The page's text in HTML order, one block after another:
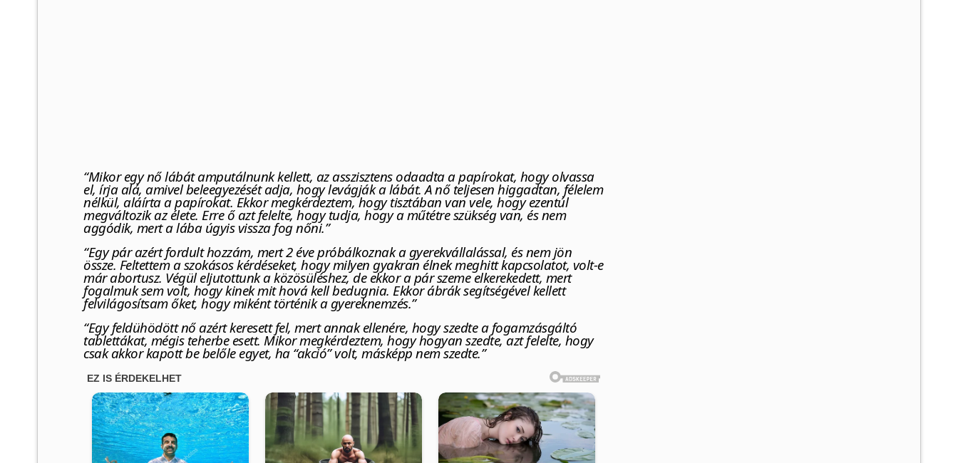
“Mikor egy nő lábát amputálnunk kellett, az asszisztens odaadta a papírokat, hogy olvassa
el, írja alá, amivel beleegyezését adja, hogy levágják a lábát. A nő teljesen higgadtan, félelem
nélkül, aláírta a papírokat. Ekkor megkérdeztem, hogy tisztában van vele, hogy ezentúl
megváltozik az élete. Erre ő azt felelte, hogy tudja, hogy a műtétre szükség van, és nem
aggódik, mert a lába úgyis vissza fog nőni.”
“Egy pár azért fordult hozzám, mert 2 éve próbálkoznak a gyerekvállalással, és nem jön
össze. Feltettem a szokásos kérdéseket, hogy milyen gyakran élnek meghitt kapcsolatot, volt-e
már abortusz. Végül eljutottunk a közösüléshez, de ekkor a pár szeme elkerekedett, mert
fogalmuk sem volt, hogy kinek mit hová kell bedugnia. Ekkor ábrák segítségével kellett
felvilágosítsam őket, hogy miként történik a gyereknemzés.”
“Egy feldühödött nő azért keresett fel, mert annak ellenére, hogy szedte a fogamzásgáltó
tablettákat, mégis teherbe esett. Mikor megkérdeztem, hogy hogyan szedte, azt felelte, hogy
csak akkor kapott be belőle egyet, ha “akció” volt, másképp nem szedte.”